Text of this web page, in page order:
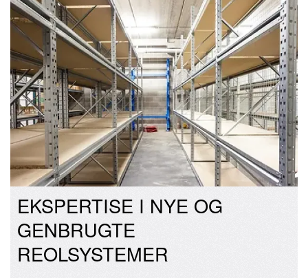
EKSPERTISE I NYE OG
GENBRUGTE
REOLSYSTEMER